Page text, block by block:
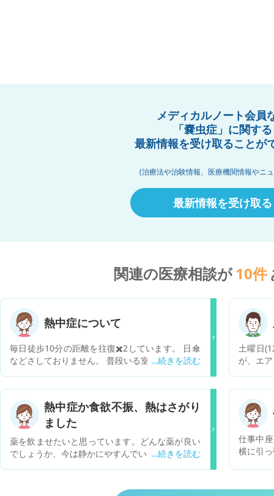
メディカルノート会員
「嚢虫症」に関する
最新情報を受け取ることが
(治療法や治験情報、医療機関情報やニ
最新情報を受け取る
関連の医療相談が10件
熱中症について
毎日徒歩10分の距離を往復✖️2しています。 日傘
などさしておりません。 普段いる室内はエアコン
時間以上ぐっすり寝ています。 今回のものは熱中
症を疑われますか？ こんな少ししか歩いていない
のに熱中症になるものですか？
土曜日
が、エ
両足)
咳、鼻
の温度
6.8℃の
ありま
んどあ
近隣の
熱中症か食欲不振、熱はさがり
ました
薬を飲ませたいと思っています。どんな薬が良い
でしょうか、今は静かにやすんでいます。
仕事中
横に引
分くら